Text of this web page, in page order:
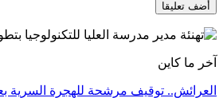
آخر ما كاين
العرائش.. توقيف مرشحة للهجرة السرية